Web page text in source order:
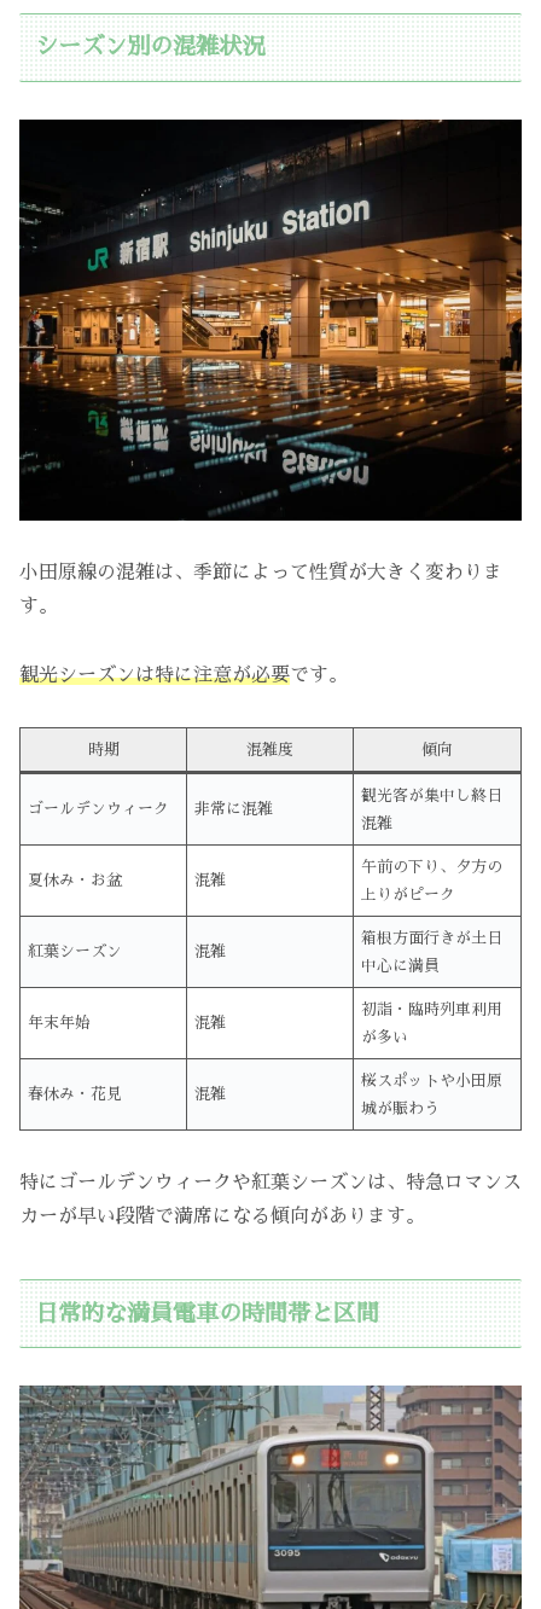
シーズン別の混雑状況
小田原線の混雑は、季節によって性質が大きく変わりま
す。
観光シーズンは特に注意が必要です。
時期 混雑度 傾向
ゴールデンウィーク 非常に混雑
観光客が集中し終日
混雑
夏休み・お盆 混雑
午前の下り、夕方の
上りがピーク
紅葉シーズン 混雑
箱根方面行きが土日
中心に満員
年末年始 混雑
初詣・臨時列車利用
が多い
春休み・花見 混雑
桜スポットや小田原
城が賑わう
特にゴールデンウィークや紅葉シーズンは、特急ロマンス
カーが早い段階で満席になる傾向があります。
日常的な満員電車の時間帯と区間